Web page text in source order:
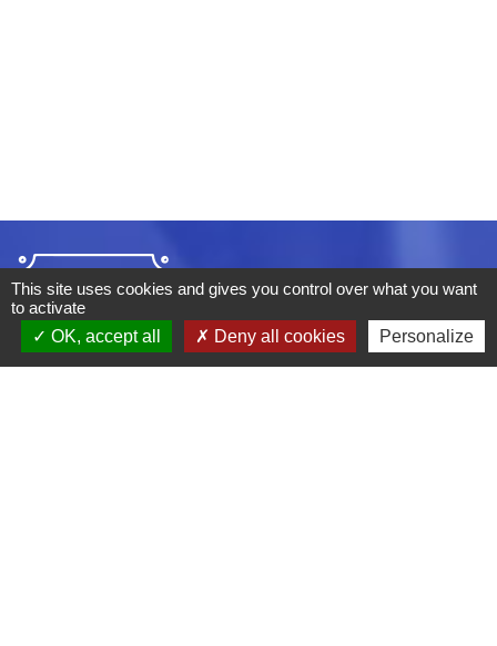
This site uses cookies and gives you control over what you want
to activate
OK, accept all
Deny all cookies Personalize